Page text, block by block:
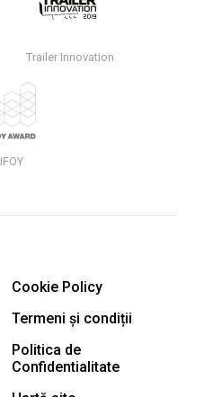
Trailer Innovation
IFOY
Cookie Policy
Termeni și condiții
Politica de
Confidentialitate